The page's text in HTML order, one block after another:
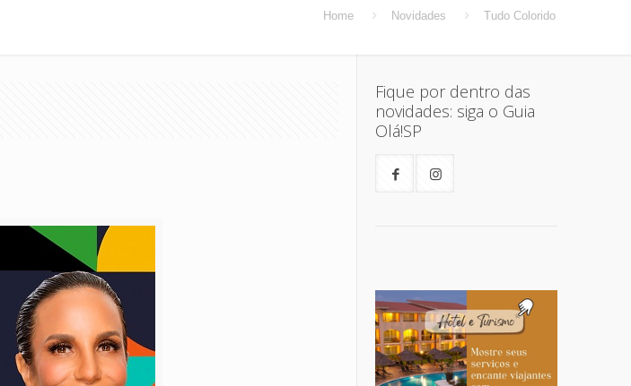
Home Novidades Tudo Colorido
Fique por dentro das
novidades: siga o Guia
Olá!SP